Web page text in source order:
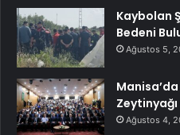
Kaybolan
Bedeni
Ağustos 5,
Zeytinyağı
Ağustos 4,